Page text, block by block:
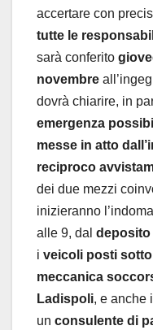
accertare con
tutte le
sarà conferito
novembre
dovrà chiarire, in
emergenza
messe in atto
reciproco
dei due mezzi
inizieranno
alle 9, dal
i veicoli posti
meccanica
Ladispoli, e anche
un consulente di